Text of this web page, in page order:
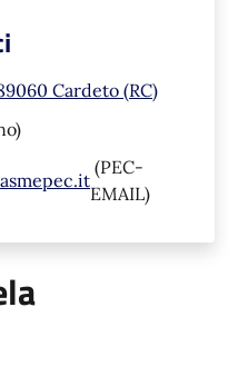
Cardeto (RC)
(PEC-
EMAIL)